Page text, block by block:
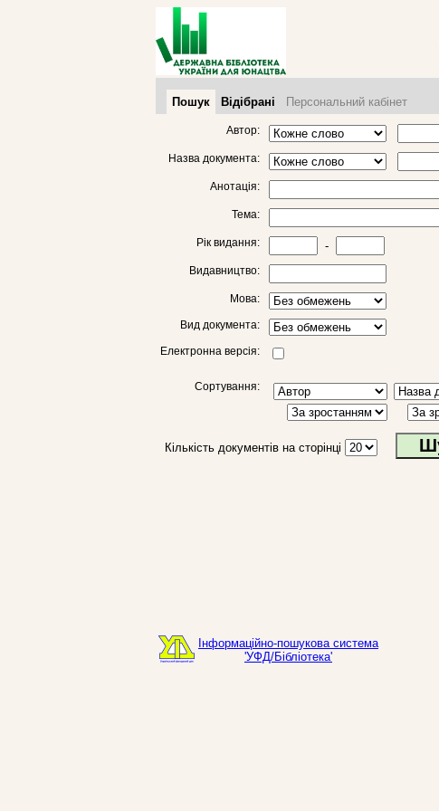
Пошук Відібрані Персональний кабінет
Автор:
Назва документа:
Анотація:
Тема:
Рік видання: -
Видавництво:
Мова:
Вид документа:
Електронна версія:
Сортування:
Кількість документів на сторінці
Інформаційно-пошукова система
'УФД/Бібліотека'